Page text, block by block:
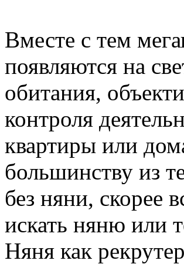
Вместе с тем
появляются на
обитания,
контроля
квартиры или
большинству из
без няни, скорее
искать няню или
Няня как